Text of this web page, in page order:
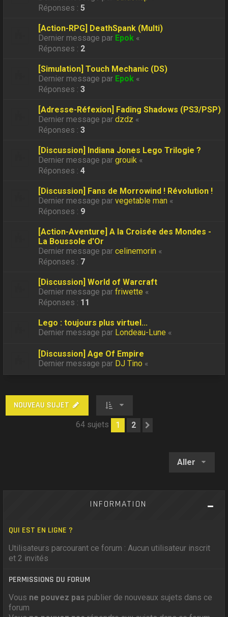
Réponses :5
[Action-RPG] DeathSpank (Multi)
Dernier message par Epok «
Réponses : 2
[Simulation] Touch Mechanic (DS)
Dernier message par Epok «
Réponses :3
[Adresse-Réfexion] Fading Shadows (PS3/PSP)
Dernier message pardzdz «
Réponses :3
[Discussion] Indiana Jones Lego Trilogie ?
Dernier message pargrouik «
Réponses :4
[Discussion] Fans de Morrowind ! Révolution !
Dernier message parvegetable man «
Réponses : 9
[Action-Aventure] A la Croisée des Mondes -
La Boussole d'Or
Dernier message parcelinemorin «
Réponses : 7
[Discussion] World of Warcraft
Dernier message parfriwette «
Réponses : 11
Lego : toujours plus virtuel...
Dernier message par Londeau-Lune «
[Discussion] Age Of Empire
Dernier message par DJ Tino «
NOUVEAU SUJET
64 sujets 1 2
Aller
INFORMATION
QUI EST EN LIGNE ?
Utilisateurs parcourant ce forum : Aucun utilisateur inscrit
et 2 invités
PERMISSIONS DU FORUM
Vous ne pouvez pas publier de nouveaux sujets dans ce
forum